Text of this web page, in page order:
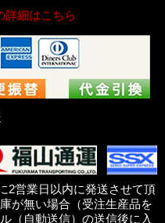
詳細はこちら
2営業日以内に発送させて頂
が無い場合（受注生産品を
（自動送信）の送信後に入